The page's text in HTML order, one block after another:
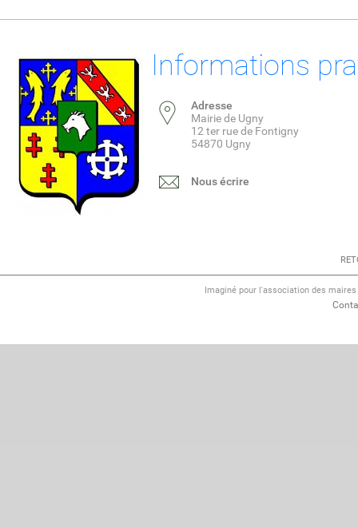
Informations
Adresse
Mairie de Ugny
12 ter rue de Fontigny
54870 Ugny
Nous écrire
Imaginé pour l'association des